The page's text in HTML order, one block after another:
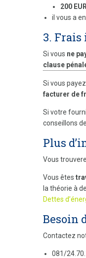
200 EUR
il vous a
3.
Si vous ne
clause
Si vous
facturer de
Si votre
conseillons
Plus
Vous
Vous êtes
la théorie à
Dettes
Besoin
Contactez
081/